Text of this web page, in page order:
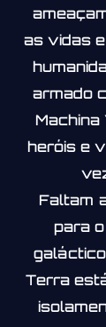
as vidas
armado
heróis e
Faltam
para
Terra